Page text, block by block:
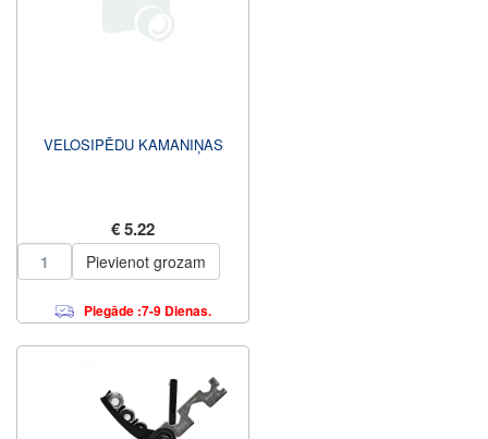
VELOSIPĒDU KAMANIŅAS
€ 5.22
Pievienot grozam
Piegāde :7-9 Dienas.